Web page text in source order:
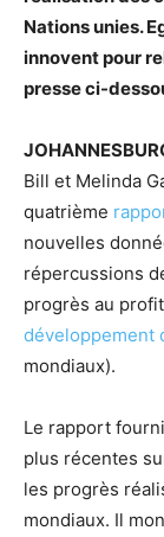
Nations unies.
innovent pour
presse ci-
Bill et Melinda
quatrième
nouvelles
répercussions
progrès au
développement
mondiaux).
Le rapport
plus récentes
les progrès
mondiaux. Il